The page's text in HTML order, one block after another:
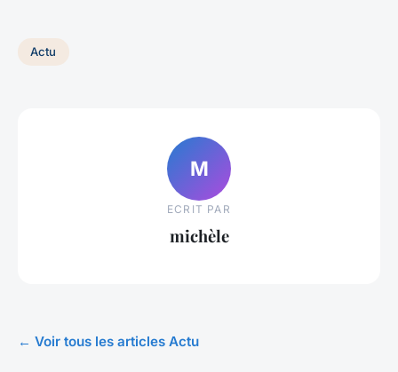
Actu
M
ECRIT PAR
michèle
← Voir tous les articles Actu